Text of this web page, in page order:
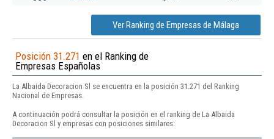
Ver Ranking de Empresas de Málaga
Posición 31.271 en el Ranking de
Empresas Españolas
La Albaida Decoracion Sl se encuentra en la posición 31.271 del Ranking
Nacional de Empresas.
A continuación podrá consultar la posición en el ranking de La Albaida
Decoracion Sl y empresas con posiciones similares: